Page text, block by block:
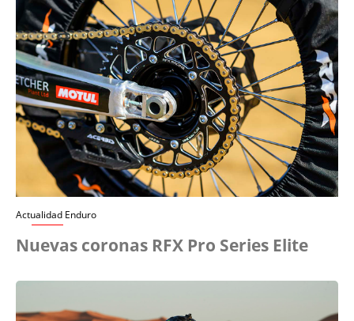
Actualidad Enduro
Nuevas coronas RFX Pro Series Elite